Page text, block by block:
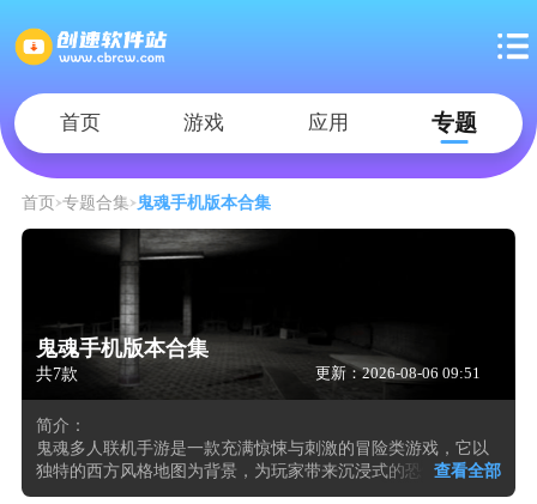
首页 游戏 应用 专题
首页 专题合集 鬼魂手机版本合集
鬼魂手机版本合集
共7款 更新：2026-08-06 09:51
简介：
鬼魂多人联机手游是一款充满惊悚与刺激的冒险类游戏，它以
独特的西方风格地图为背景，为玩家带来沉浸式的恐怖体验。
游戏中拥有50张精心设计的地图，玩家需要在一次次的拼图探
查看全部